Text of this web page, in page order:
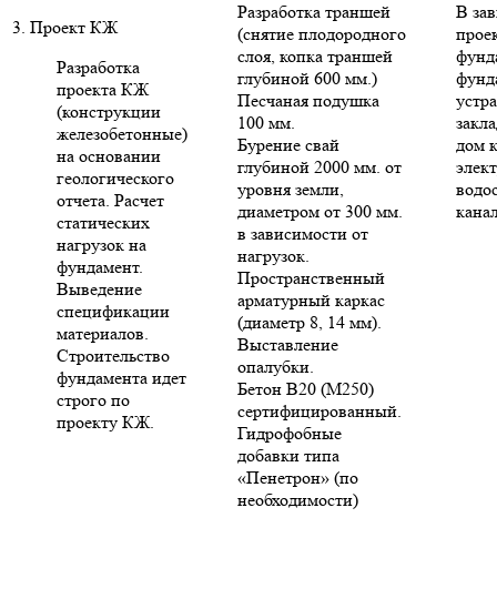
3. Проект КЖ
Разработка
проекта КЖ
(конструкции
железобетонные)
на основании
геологического
отчета. Расчет
статических
нагрузок на
фундамент.
Выведение
спецификации
материалов.
Строительство
фундамента идет
строго по
проекту КЖ.
Разработка траншей
(снятие плодородного
слоя, копка траншей
глубиной 600 мм.)
Песчаная подушка
100 мм.
Бурение свай
глубиной 2000 мм. от
уровня земли,
диаметром от 300 мм.
в зависимости от
нагрузок.
Пространственный
арматурный каркас
(диаметр 8, 14 мм).
Выставление
опалубки.
Бетон В20 (М250)
сертифицированный.
Гидрофобные
добавки типа
«Пенетрон» (по
необходимости)
В
дом